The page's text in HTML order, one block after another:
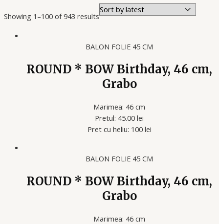
Showing 1–100 of 943 results
BALON FOLIE 45 CM
ROUND * BOW Birthday, 46 cm,
Grabo
Marimea: 46 cm
Pretul: 45.00 lei
Pret cu heliu: 100 lei
BALON FOLIE 45 CM
ROUND * BOW Birthday, 46 cm,
Grabo
Marimea: 46 cm